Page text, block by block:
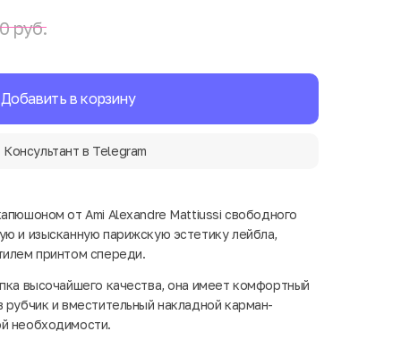
руб.
Добавить в корзину
Консультант в Telegram
от Ami Alexandre Mattiussi свободного
и изысканную парижскую эстетику лейбла,
принтом спереди.
высочайшего качества, она имеет комфортный
и вместительный накладной карман-
необходимости.